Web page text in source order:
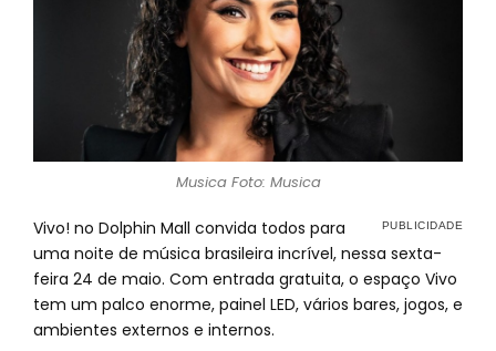
Musica Foto: Musica
Vivo! no Dolphin Mall convida todos para
uma noite de música brasileira incrível, nessa sexta-
feira 24 de maio. Com entrada gratuita, o espaço Vivo
tem um palco enorme, painel LED, vários bares, jogos, e
ambientes externos e internos.